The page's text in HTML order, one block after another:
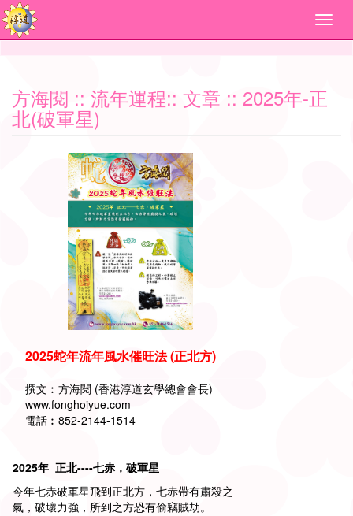
方海閱 :: 流年運程:: 文章 :: 2025年-正
北(破軍星)
2025蛇年流年風水催旺法 (正北方)
撰文︰方海閱 (香港淳道玄學總會會長)
www.fonghoiyue.com
電話︰852-2144-1514
2025年 正北----七赤 ， 破軍星
今年七赤破軍星飛到正北方，七赤帶有肅殺之
氣，破壞力強，所到之方恐有偷竊賊劫。